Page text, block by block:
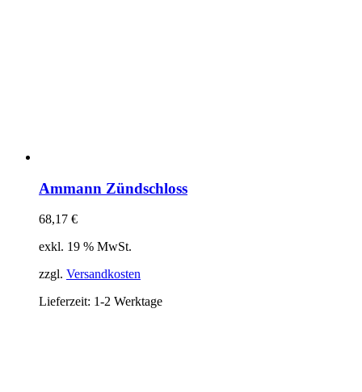
Ammann Zündschloss
68,17 €
exkl. 19 % MwSt.
zzgl. Versandkosten
Lieferzeit: 1-2 Werktage